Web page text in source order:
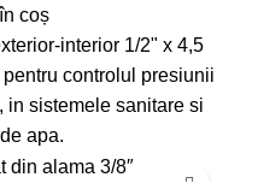
coș
interior 1/2" x 4,5
controlul presiunii
in sistemele sanitare si
apa.